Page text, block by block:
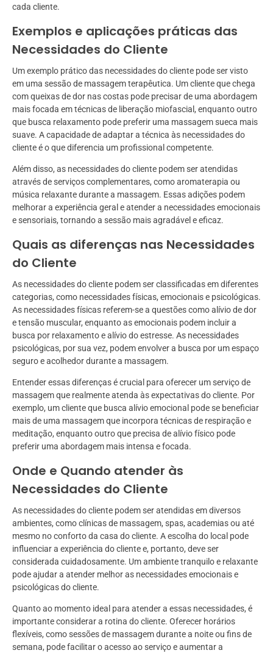
cada cliente.
Exemplos e aplicações práticas das
Necessidades do Cliente
Um exemplo prático das necessidades do cliente pode ser visto
em uma sessão de massagem terapêutica. Um cliente que chega
com queixas de dor nas costas pode precisar de uma abordagem
mais focada em técnicas de liberação miofascial, enquanto outro
que busca relaxamento pode preferir uma massagem sueca mais
suave. A capacidade de adaptar a técnica às necessidades do
cliente é o que diferencia um profissional competente.
Além disso, as necessidades do cliente podem ser atendidas
através de serviços complementares, como aromaterapia ou
música relaxante durante a massagem. Essas adições podem
melhorar a experiência geral e atender a necessidades emocionais
e sensoriais, tornando a sessão mais agradável e eficaz.
Quais as diferenças nas Necessidades
do Cliente
As necessidades do cliente podem ser classificadas em diferentes
categorias, como necessidades físicas, emocionais e psicológicas.
As necessidades físicas referem-se a questões como alívio de dor
e tensão muscular, enquanto as emocionais podem incluir a
busca por relaxamento e alívio do estresse. As necessidades
psicológicas, por sua vez, podem envolver a busca por um espaço
seguro e acolhedor durante a massagem.
Entender essas diferenças é crucial para oferecer um serviço de
massagem que realmente atenda às expectativas do cliente. Por
exemplo, um cliente que busca alívio emocional pode se beneficiar
mais de uma massagem que incorpora técnicas de respiração e
meditação, enquanto outro que precisa de alívio físico pode
preferir uma abordagem mais intensa e focada.
Onde e Quando atender às
Necessidades do Cliente
As necessidades do cliente podem ser atendidas em diversos
ambientes, como clínicas de massagem, spas, academias ou até
mesmo no conforto da casa do cliente. A escolha do local pode
influenciar a experiência do cliente e, portanto, deve ser
considerada cuidadosamente. Um ambiente tranquilo e relaxante
pode ajudar a atender melhor as necessidades emocionais e
psicológicas do cliente.
Quanto ao momento ideal para atender a essas necessidades, é
importante considerar a rotina do cliente. Oferecer horários
flexíveis, como sessões de massagem durante a noite ou fins de
semana, pode facilitar o acesso ao serviço e aumentar a